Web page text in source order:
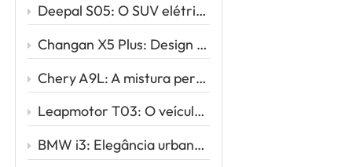
Deepal S05: O SUV elétrico estiloso que redefine a mobilidade inteligente
Changan X5 Plus: Design esportivo, direção potente, valor excepcional
Chery A9L: A mistura perfeita de sofisticação e desempenho
Leapmotor T03: O veículo elétrico urbano inteligente para sua primeira viagem elétrica
BMW i3: Elegância urbana encontra inovação elétrica